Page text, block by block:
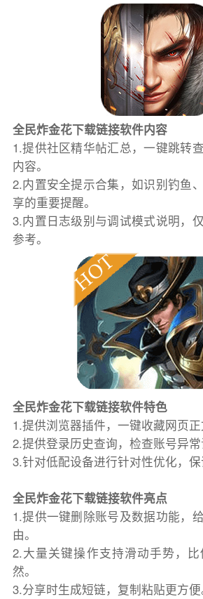
全民炸金花下载链接软件内容
1.提供社区精华帖汇总，一键跳转
内容。
2.内置安全提示合集，如识别钓鱼
享的重要提醒。
3.内置日志级别与调试模式说明，
参考。
全民炸金花下载链接软件特色
1.提供浏览器插件，一键收藏网页正
2.提供登录历史查询，检查账号异常
3.针对低配设备进行针对性优化，保
全民炸金花下载链接软件亮点
1.提供一键删除账号及数据功能，
由。
2.大量关键操作支持滑动手势，
然。
3.分享时生成短链，复制粘贴更方便